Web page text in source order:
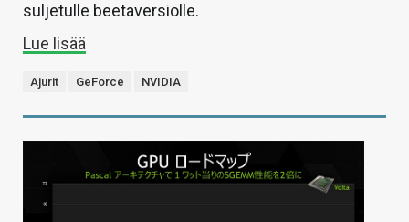
suljetulle beetaversiolle.
Lue lisää
Ajurit GeForce NVIDIA